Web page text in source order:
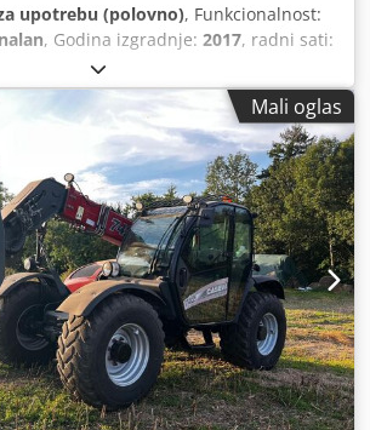
upotrebu (polovno), Funkcionalnost:
, Godina izgradnje: 2017, radni sati:
kW (497,62 KS)
30 km/h, prva registracija:07/2017,
07/2026
, dimenzija stražnje gume:
vozila:YHG233775, Oprema:
kvačilo prikolice, rasvjeta, repa
Mali oglas